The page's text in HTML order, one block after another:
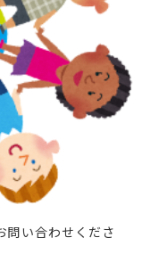
問い合わせくださ